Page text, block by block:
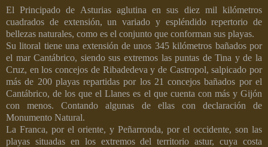
El Principado de Asturias aglutina en sus diez mil kilómetros
cuadrados de extensión, un variado y espléndido repertorio de
bellezas naturales, como es el conjunto que conforman sus playas.
Su litoral tiene una extensión de unos 345 kilómetros bañados por
el mar Cantábrico, siendo sus extremos las puntas de Tina y de la
Cruz, en los concejos de Ribadedeva y de Castropol, salpicado por
más de 200 playas repartidas por los 21 concejos bañados por el
Cantábrico, de los que el Llanes es el que cuenta con más y Gijón
con menos. Contando algunas de ellas con declaración de
Monumento Natural.
La Franca, por el oriente, y Peñarronda, por el occidente, son las
playas situadas en los extremos del territorio astur, cuya costa